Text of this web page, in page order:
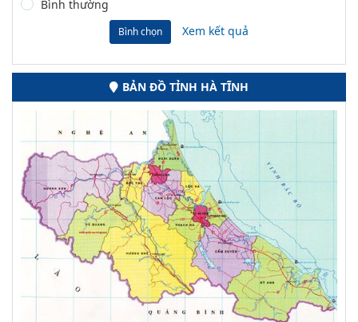
Bình thường
Bình chọn Xem kết quả
BẢN ĐỒ TỈNH HÀ TĨNH